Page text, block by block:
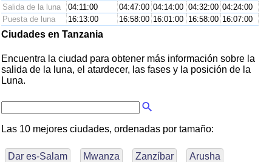
Salida de la luna
04:11:00 04:47:00 04:14:00 04:32:00 04:24:00
Puesta de luna
16:13:00 16:58:00 16:01:00 16:58:00 16:07:00
Ciudades en Tanzania
Encuentra la ciudad para obtener más información sobre la
salida de la luna, el atardecer, las fases y la posición de la
Luna.
Las 10 mejores ciudades, ordenadas por tamaño:
Dar es-Salam Mwanza Zanzíbar Arusha